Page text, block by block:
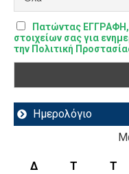
Πατώντας
στοιχείων σας για
την Πολιτική
Ημερολόγιο
Δ Τ Τ